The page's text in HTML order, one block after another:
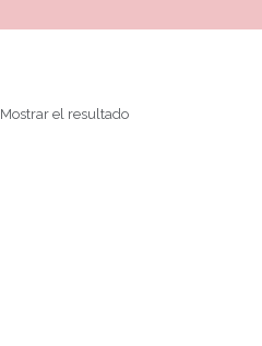
Mostrar el resultado